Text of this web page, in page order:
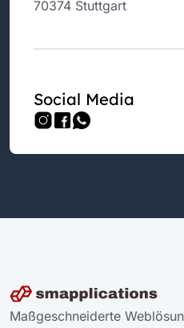
70374 Stuttgart
Social Media
Maßgeschneiderte